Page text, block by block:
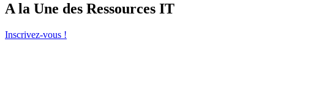
A la Une des Ressources IT
Inscrivez-vous !